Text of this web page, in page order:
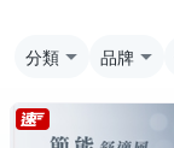
分類 品牌